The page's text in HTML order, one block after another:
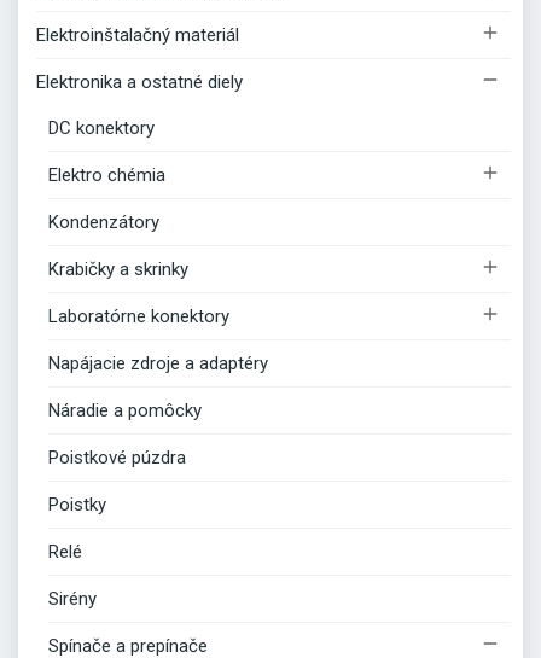
Elektroinštalačný materiál 
Elektronika a ostatné diely 
DC konektory
Elektro chémia 
Kondenzátory
Krabičky a skrinky 
Laboratórne konektory 
Napájacie zdroje a adaptéry
Náradie a pomôcky
Poistkové púzdra
Poistky
Relé
Sirény
Spínače a prepínače 